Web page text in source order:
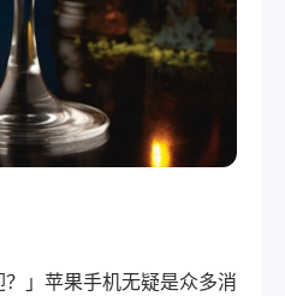
？」苹果手机无疑是众多消